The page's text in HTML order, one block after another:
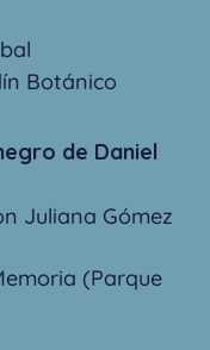
Botánico
de Daniel
Juliana Gómez
(Parque